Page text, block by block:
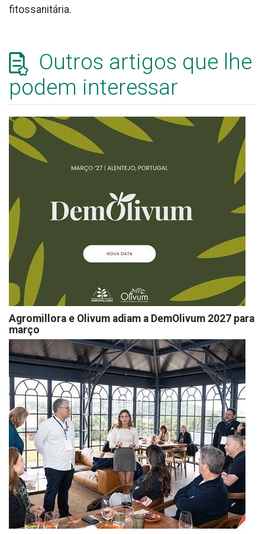
fitossanitária.
Outros artigos que lhe
podem interessar
Agromillora e Olivum adiam a DemOlivum 2027 para
março